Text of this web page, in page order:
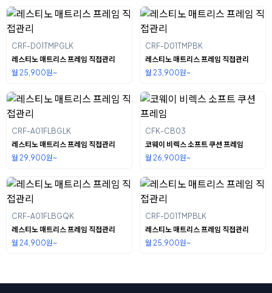
CRF-D01TMPGLK
레스티노 매트리스 프레임 직접관리
월 25,900원~
CRF-D01TMPBK
레스티노 매트리스 프레임 직접관리
월 23,900원~
CRF-A01FLBGLK
레스티노 매트리스 프레임 직접관리
월 29,900원~
CFK-CB03
코웨이 비렉스 소프트 쿠션 프레임
월 26,900원~
CRF-A01FLBGQK
레스티노 매트리스 프레임 직접관리
월 24,900원~
CRF-D01TMPBLK
레스티노 매트리스 프레임 직접관리
월 25,900원~